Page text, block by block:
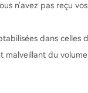
n'avez pas reçu
dans celles
du